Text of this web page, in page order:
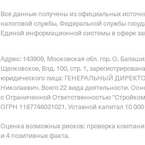
Регистрационный номер в ПФР
1089710295
4 мая 2022
Наименование территориального
Отделение Фонда Пенсионного и
Регистрационный номер ФссРФ
Все данные получены из официальных
налоговой службы, Федеральной службы
Единой информационной системы в сфере
Адрес: 143909, Московская обл. гор. О.
Щелковское, Влд. 100, стр. 1,
юридического лица: ГЕНЕРАЛЬНЫЙ
Николаевич. Всего 22 вида деятельности.
с Ограниченной Ответственностью
ОГРН 1187746031021. Уставной капитал 10 000
Оценка возможных рисков: проверка
и 4 позитивных факта.